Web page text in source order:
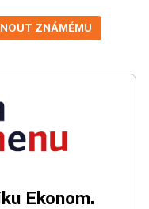
ZNÁMÉMU
Ekonom.